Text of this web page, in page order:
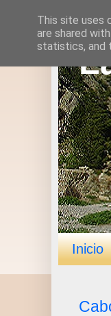
Inicio
This site uses
are shared
statistics, and